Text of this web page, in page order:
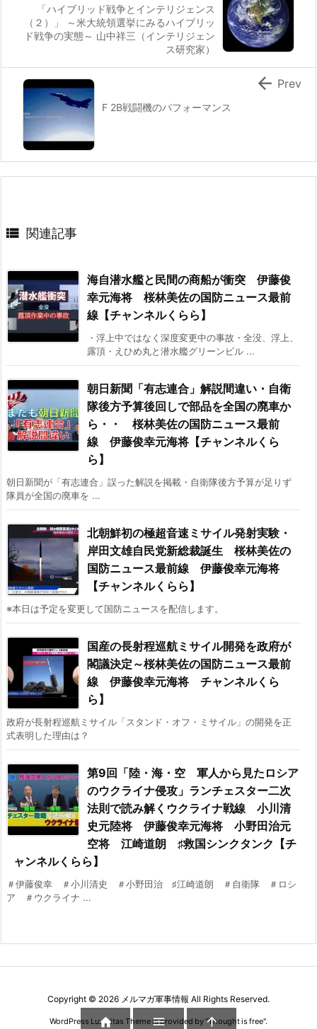
「ハイブリッド戦争とインテリジェンス
（２）」 ～米大統領選挙にみるハイブリッ
ド戦争の実態～ 山中祥三（インテリジェン
ス研究家）
F 2B戦闘機のパフォーマンス
 Prev
 関連記事
海自潜水艦と民間の商船が衝突 伊藤俊
幸元海将 桜林美佐の国防ニュース最前
線【チャンネルくらら】
・浮上中ではなく深度変更中の事故・全没、浮上、
露頂・えひめ丸と潜水艦グリーンビル ...
朝日新聞「有志連合」解説間違い・自衛
隊後方予算後回しで部品を全国の廃車か
ら・・ 桜林美佐の国防ニュース最前
線 伊藤俊幸元海将【チャンネルくら
ら】
朝日新聞が「有志連合」誤った解説を掲載・自衛隊後方予算が足りず
隊員が全国の廃車を ...
北朝鮮初の極超音速ミサイル発射実験・
岸田文雄自民党新総裁誕生 桜林美佐の
国防ニュース最前線 伊藤俊幸元海将
【チャンネルくらら】
※本日は予定を変更して国防ニュースを配信します。
国産の長射程巡航ミサイル開発を政府が
閣議決定～桜林美佐の国防ニュース最前
線 伊藤俊幸元海将 チャンネルくら
ら】
政府が長射程巡航ミサイル「スタンド・オフ・ミサイル」の開発を正
式表明した理由は？
第9回「陸・海・空 軍人から見たロシア
のウクライナ侵攻」ランチェスター二次
法則で読み解くウクライナ戦線 小川清
史元陸将 伊藤俊幸元海将 小野田治元
空将 江崎道朗 ♯救国シンクタンク【チ
ャンネルくらら】
＃伊藤俊幸 ＃小川清史 ＃小野田治 ♯江崎道朗 ＃自衛隊 ＃ロシ
ア ＃ウクライナ ...
Copyright © 2026 メルマガ軍事情報 All Rights Reserved.
WordPress Luxeritas Theme is provided by "Thought is free".
  